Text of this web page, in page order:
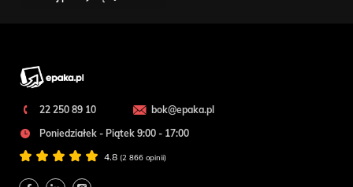
22 250 89 10
bok@epaka.pl
Poniedziałek - Piątek 9:00 - 17:00
4.8 (2 866 opinii)